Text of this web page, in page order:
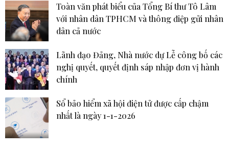
Toàn văn phát biểu của Tổng Bí thư Tô Lâm
với nhân dân TPHCM và thông điệp gửi nhân
dân cả nước
Lãnh đạo Đảng, Nhà nước dự Lễ công bố các
nghị quyết, quyết định sáp nhập đơn vị hành
chính
Sổ bảo hiểm xã hội điện tử được cấp chậm
nhất là ngày 1-1-2026